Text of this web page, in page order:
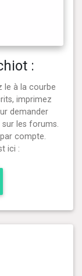
:
le à la courbe
imprimez
demander
les forums.
compte.
ici :